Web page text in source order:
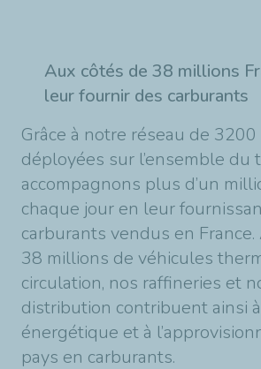
Aux côtés de 38 millions
leur fournir des carburants
Grâce à notre réseau de
déployées sur l’ensemble du
accompagnons plus d’un
chaque jour en leur
carburants vendus en France.
38 millions de véhicules
circulation, nos raffineries et
distribution contribuent ainsi
énergétique et à
pays en carburants.